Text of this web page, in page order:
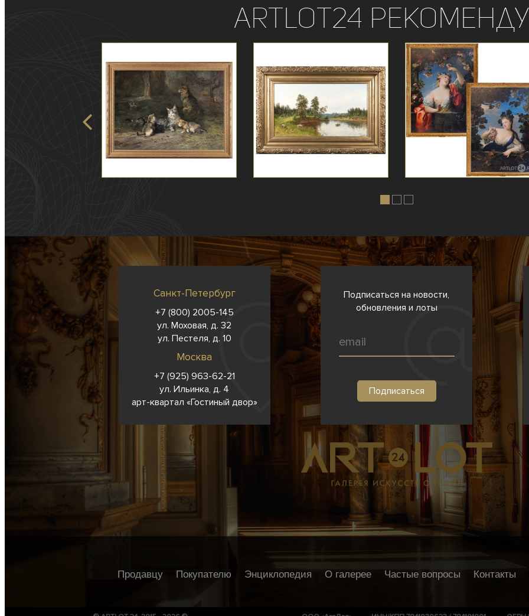
ArtLot24
Санкт-Петербург
+7 (800) 2005-145
ул. Моховая, д. 32
ул. Пестеля, д. 10
Москва
+7 (925) 963-62-21
ул. Ильинка, д. 4
арт-квартал «Гостиный двор»
Подписаться на новости,
обновления и лоты
Продавцу Покупателю Энциклопедия О галерее Частые вопросы Контакты